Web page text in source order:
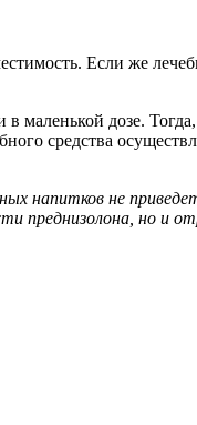
Если же
в маленькой дозе.
средства
напитков не
преднизолона, но и